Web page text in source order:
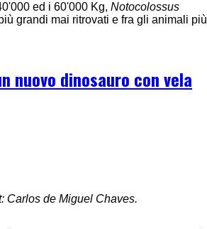
ed i 60'000 Kg, Notocolossus
grandi mai ritrovati e fra gli animali più
nuovo dinosauro con vela
Carlos de Miguel Chaves.